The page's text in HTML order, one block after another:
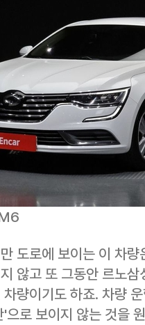
도로에 보이는 이 차
않고 또 그동안 르노
차량이기도 하죠. 차량
으로 보이지 않는 것을